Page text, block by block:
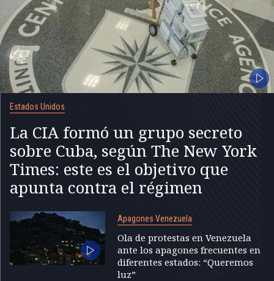
Estados Unidos
La CIA formó un grupo secreto
sobre Cuba, según The New York
Times: este es el objetivo que
apunta contra el régimen
Apagones Venezuela
Ola de protestas en Venezuela
ante los apagones frecuentes en
diferentes estados: “Queremos
luz”